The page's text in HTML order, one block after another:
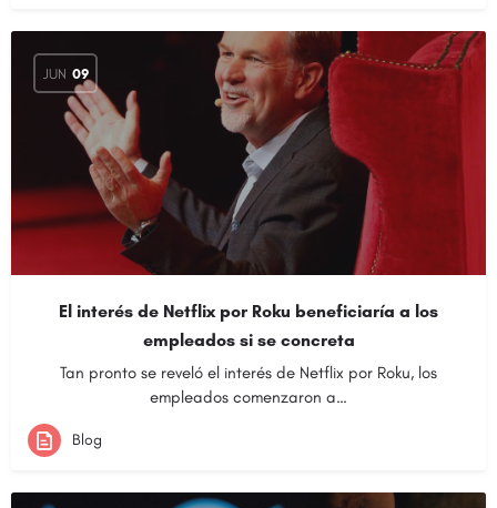
JUN 09
El interés de Netflix por Roku beneficiaría a los
empleados si se concreta
Tan pronto se reveló el interés de Netflix por Roku, los
empleados comenzaron a…
Blog